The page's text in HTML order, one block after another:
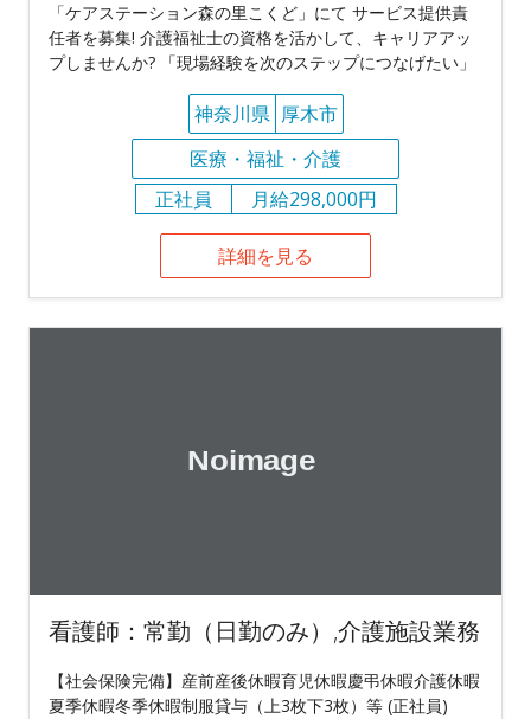
「ケアステーション森の里こくど」にて サービス提供責
任者を募集! 介護福祉士の資格を活かして、キャリアアッ
プしませんか? 「現場経験を次のステップにつなげたい」
神奈川県 厚木市
医療・福祉・介護
正社員
月給298,000円
詳細を見る
看護師：常勤（日勤のみ）,介護施設業務
【社会保険完備】産前産後休暇育児休暇慶弔休暇介護休暇
夏季休暇冬季休暇制服貸与（上3枚下3枚）等 (正社員)